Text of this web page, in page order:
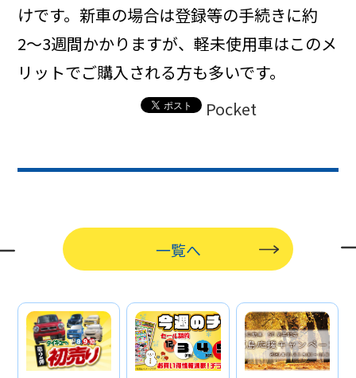
けです。新車の場合は登録等の手続きに約
2〜3週間かかりますが、軽未使用車はこのメ
リットでご購入される方も多いです。
Pocket
一覧へ